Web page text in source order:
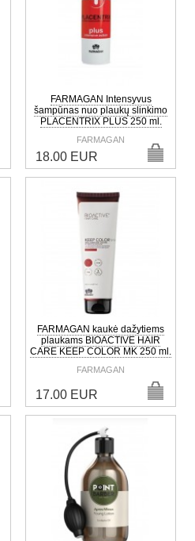
FARMAGAN Intensyvus
šampūnas nuo plaukų slinkimo
PLACENTRIX PLUS 250 ml.
FARMAGAN
18.00 EUR
FARMAGAN kaukė dažytiems
plaukams BIOACTIVE HAIR
CARE KEEP COLOR MK 250 ml.
FARMAGAN
17.00 EUR